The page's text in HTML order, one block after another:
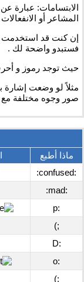
الابتسامات: عبارة
المشاعر أو
إن كنت قد استخدمت
فستبدو واضحة لك .
حيث توجد رموز و أحرف
مثلاً لو وضعت إشارة
صور وجوه مختلفة مع
ماذا أطبع
:confused:
:mad:
:p
;)
:D
:o
:)